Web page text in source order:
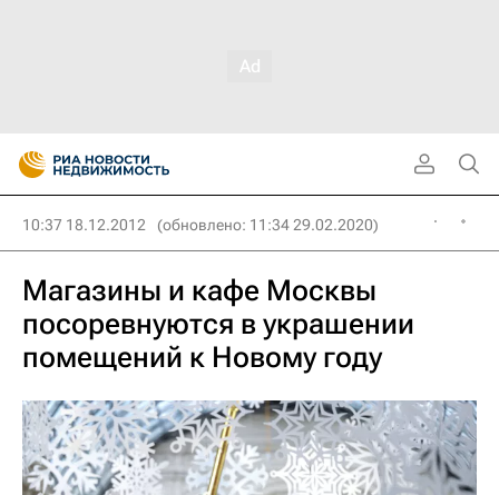
10:37 18.12.2012 (обновлено: 11:34 29.02.2020)
Магазины и кафе Москвы
посоревнуются в украшении
помещений к Новому году